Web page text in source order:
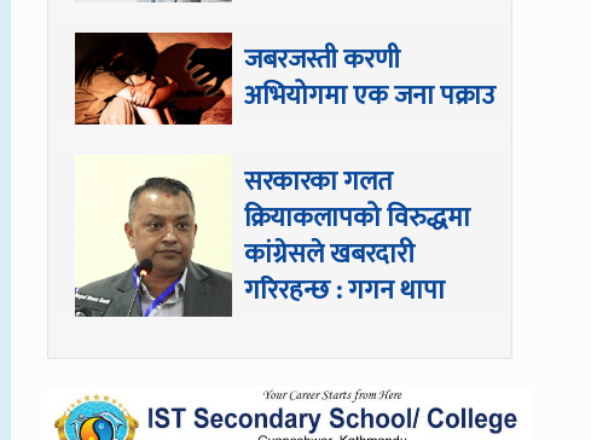
जबरजस्ती करणी
अभियोगमा एक जना पक्राउ
सरकारका गलत
क्रियाकलापको विरुद्धमा
कांग्रेसले खबरदारी
गरिरहन्छ : गगन थापा